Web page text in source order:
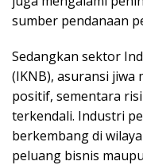
sumber pendanaan
Sedangkan sektor
(IKNB), asuransi
positif, sementara
terkendali. Industri
berkembang di
peluang bisnis